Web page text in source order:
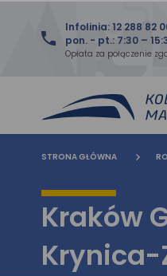
Infolinia: 12 288 82
pon. - pt.: 7:30 –
Opłata za połączenie
STRONA GŁÓWNA
Kraków
Krynica-